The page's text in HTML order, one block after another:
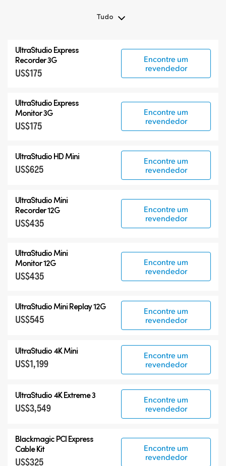
Tudo
UltraStudio 4K
UltraStudio Express
Recorder 3G
US$175
Encontre um
revendedor
UltraStudio Express
Monitor 3G
US$175
Encontre um
revendedor
UltraStudio HD Mini
US$625
Encontre um
revendedor
UltraStudio Mini
Recorder 12G
US$435
Encontre um
revendedor
UltraStudio Mini
Monitor 12G
US$435
Encontre um
revendedor
UltraStudio Mini Replay 12G
US$545
Encontre um
revendedor
UltraStudio 4K Mini
US$1,199
Encontre um
revendedor
UltraStudio 4K Extreme 3
US$3,549
Encontre um
revendedor
Blackmagic PCI Express
Cable Kit
US$325
Encontre um
revendedor